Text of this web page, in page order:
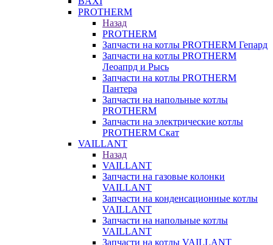
PROTHERM
Назад
PROTHERM
Запчасти на котлы PROTHERM Гепард
Запчасти на котлы PROTHERM
Леоапрд и Рысь
Запчасти на котлы PROTHERM
Пантера
Запчасти на напольные котлы
PROTHERM
Запчасти на электрические котлы
PROTHERM Скат
VAILLANT
Назад
VAILLANT
Запчасти на газовые колонки
VAILLANT
Запчасти на конденсационные котлы
VAILLANT
Запчасти на напольные котлы
VAILLANT
Запчасти на котлы VAILLANT